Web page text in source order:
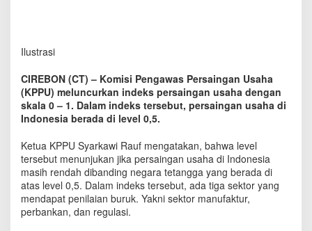
r
a
T
e
a
n
g
g
a
,
P
Ilustrasi
CIREBON (CT) – Komisi Pengawas Persaingan Usaha
(KPPU) meluncurkan indeks persaingan usaha dengan
skala 0 – 1. Dalam indeks tersebut, persaingan usaha di
Indonesia berada di level 0,5.
Ketua KPPU Syarkawi Rauf mengatakan, bahwa level
tersebut menunjukan jika persaingan usaha di Indonesia
masih rendah dibanding negara tetangga yang berada di
atas level 0,5. Dalam indeks tersebut, ada tiga sektor yang
mendapat penilaian buruk. Yakni sektor manufaktur,
perbankan, dan regulasi.